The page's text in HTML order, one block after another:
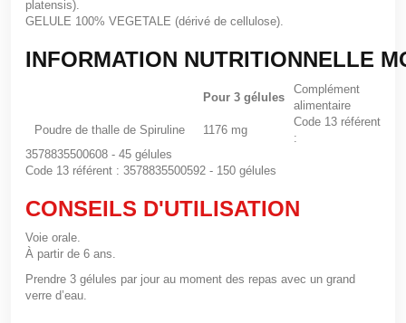
platensis).
GELULE 100% VEGETALE (dérivé de cellulose).
INFORMATION NUTRITIONNELLE
Pour 3 gélules
Poudre de thalle de Spiruline 1176 mg
Complément
alimentaire
Code 13 référent
:
3578835500608 - 45 gélules
Code 13 référent : 3578835500592 - 150 gélules
CONSEILS D'UTILISATION
Voie orale.
À partir de 6 ans.
Prendre 3 gélules par jour au moment des repas avec un grand
verre d’eau.